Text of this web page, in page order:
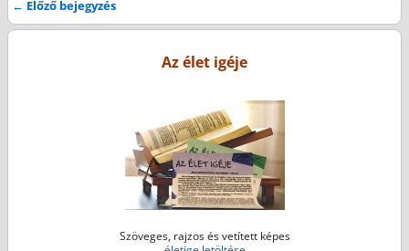
Bejegyzés navigáció
← Előző bejegyzés
Az élet igéje
Szöveges, rajzos és vetített képes